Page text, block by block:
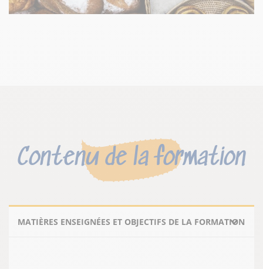
Contenu de la formation
MATIÈRES ENSEIGNÉES ET OBJECTIFS DE LA FORMATION